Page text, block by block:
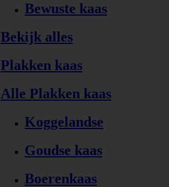
Bewuste kaas
Bekijk alles
Plakken kaas
Alle Plakken kaas
Koggelandse
Goudse kaas
Boerenkaas